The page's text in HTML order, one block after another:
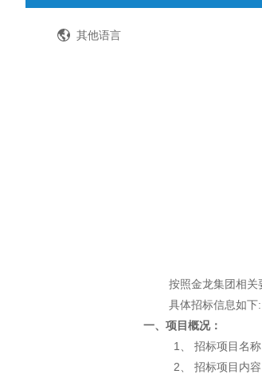
其他语言
按照金龙集团相关
具体招标信息如下:
一、项目概况：
1、 招标项目名
2、 招标项目内